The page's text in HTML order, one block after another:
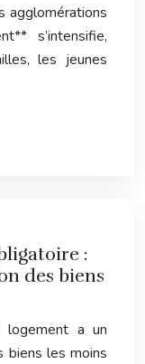
agglomérations
s’intensifie,
les jeunes
:
des biens
logement a un
biens les moins